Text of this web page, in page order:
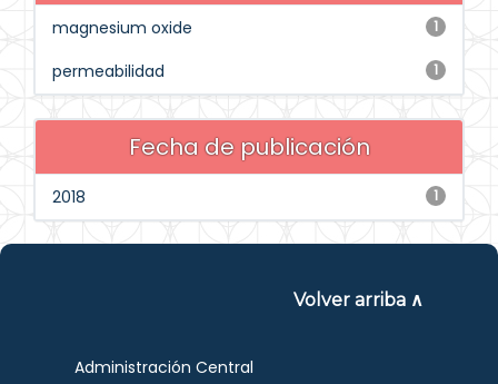
1
magnesium oxide
1
permeabilidad
Fecha de publicación
1
2018
Volver arriba ∧
Administración Central